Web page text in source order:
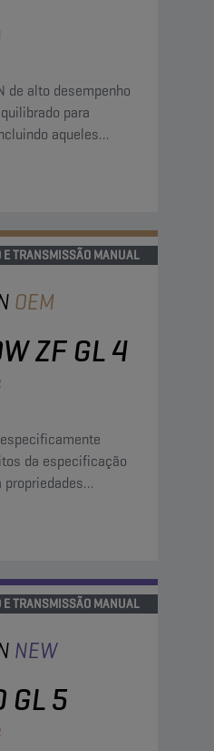
de alto desempenho
para
aqueles
E TRANSMISSÃO MANUAL
OEM
ZF GL 4
da especificação
propriedades
E TRANSMISSÃO MANUAL
NEW
5